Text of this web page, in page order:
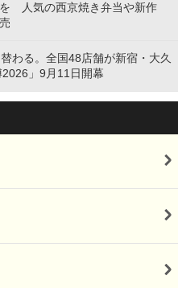
人気の西京焼き弁当や新作
わる。全国48店舗が新宿・大久
」9月11日開幕